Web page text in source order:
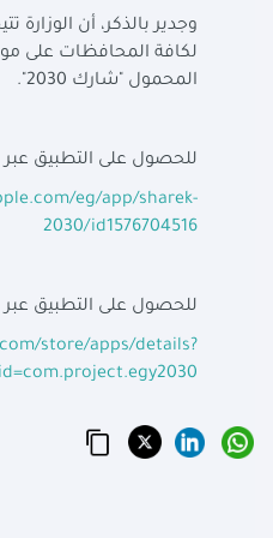
وجدير بالذكر، أن
لكافة المحافظات على
المحمول "شارك 2030".
للحصول على التطبيق عبر
eg/app/sharek-
2030/id1576704516
للحصول على التطبيق
store/apps/details?
id=com.project.egy2030